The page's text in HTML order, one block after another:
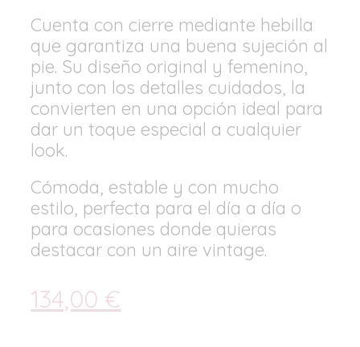
Cuenta con cierre mediante hebilla
que garantiza una buena sujeción al
pie. Su diseño original y femenino,
junto con los detalles cuidados, la
convierten en una opción ideal para
dar un toque especial a cualquier
look.
Cómoda, estable y con mucho
estilo, perfecta para el día a día o
para ocasiones donde quieras
destacar con un aire vintage.
134,00 €